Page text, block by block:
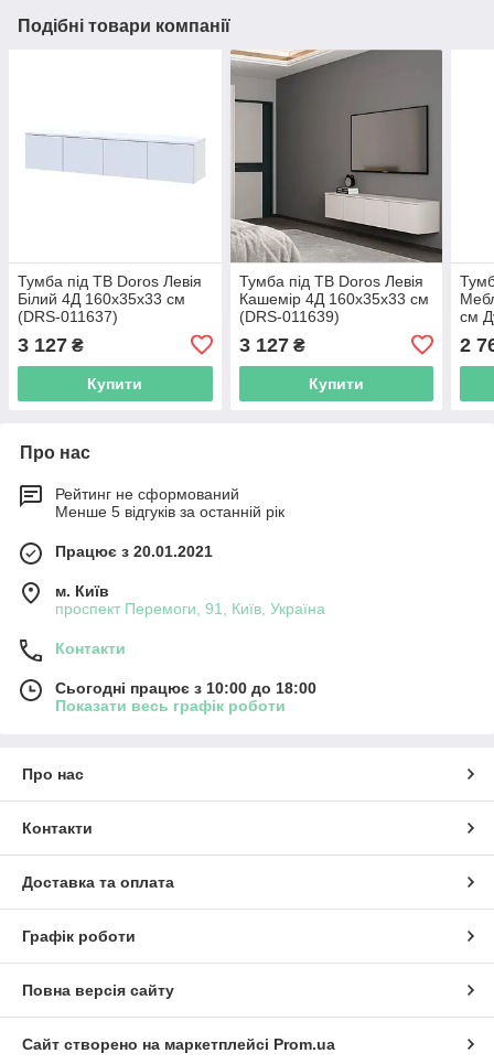
Подібні товари компанії
Тумба під ТВ Doros Левія
Білий 4Д 160х35х33 см
(DRS-011637)
3 127 ₴
Купити
Тумба під ТВ Doros Левія
Кашемір 4Д 160х35х33 см
(DRS-011639)
3 127₴
Купити
см
2
Про нас
Рейтинг не сформований
Менше 5 відгуків за останній рік
Працює з 20.01.2021
м. Київ
проспект Перемоги, 91, Київ, Україна
Контакти
Сьогодні працює з 10:00 до 18:00
Показати весь графік роботи
Про нас
Контакти
Доставка та оплата
Графік роботи
Повна версія сайту
Сайт створено на маркетплейсі Prom.ua